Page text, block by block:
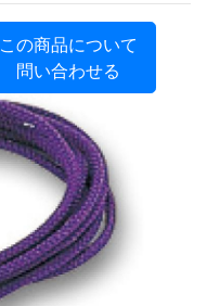
この商品について
問い合わせる